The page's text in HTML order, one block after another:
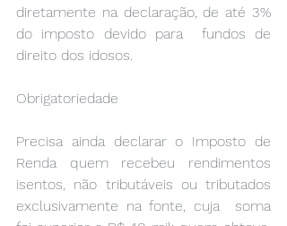
diretamente na declaração, de até 3%
do imposto devido para  fundos de
direito dos idosos.
Obrigatoriedade
Precisa ainda declarar o Imposto de
Renda quem recebeu rendimentos
isentos, não tributáveis ou tributados
exclusivamente na fonte, cuja  soma